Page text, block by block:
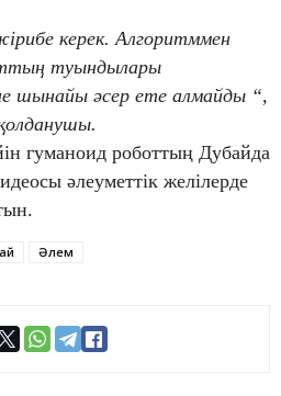
керек. Алгоритммен
туындылары
шынайы әсер ете алмайды “,
гуманоид роботтың Дубайда
әлеуметтік желілерде
Әлем